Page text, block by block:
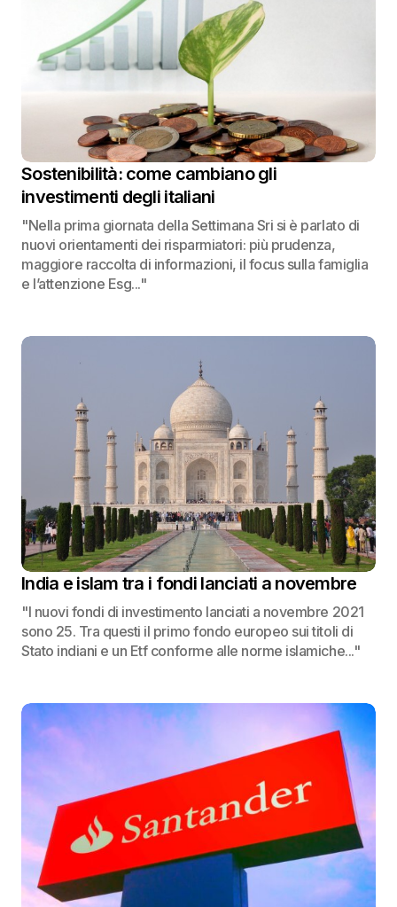
Sostenibilità: come cambiano gli
investimenti degli italiani
"Nella prima giornata della Settimana Sri si è parlato di
nuovi orientamenti dei risparmiatori: più prudenza,
maggiore raccolta di informazioni, il focus sulla famiglia
e l’attenzione Esg..."
India e islam tra i fondi lanciati a novembre
"I nuovi fondi di investimento lanciati a novembre 2021
sono 25. Tra questi il primo fondo europeo sui titoli di
Stato indiani e un Etf conforme alle norme islamiche..."